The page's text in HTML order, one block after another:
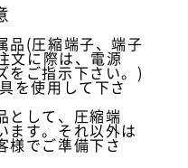
品(圧縮端子、端子
文に際は、電源
をご指示下さい。)
を使用して下さ
として、圧縮端
ます。それ以外は
様でご準備下さ